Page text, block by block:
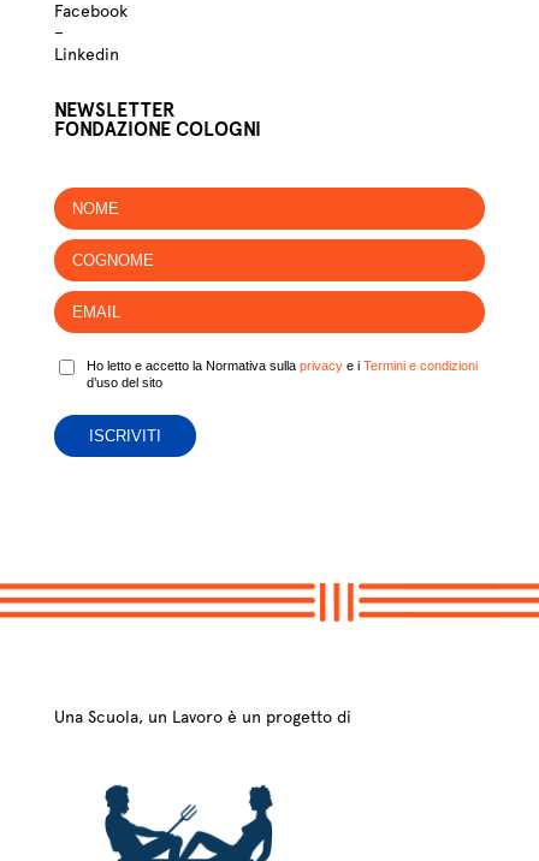
Facebook
–
Linkedin
NEWSLETTER
FONDAZIONE COLOGNI
Ho letto e accetto la Normativa sulla privacye i Termini e condizioni
d’uso del sito
Una Scuola, un Lavoro è un progetto di